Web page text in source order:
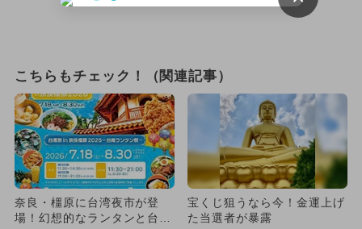
こちらもチェック！（関連記事）
奈良・橿原に台湾夜市が登
場！幻想的なランタンと台南
宝くじ狙うなら今！金運上げ
た当選者が暴露